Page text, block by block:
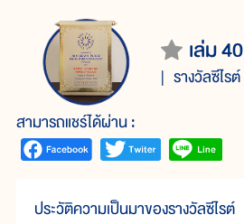
เล่ม 40
รางวัลซีไรต์
สามารถแชร์ได้ผ่าน :
ประวัติความเป็นมาของรางวัลซีไรต์